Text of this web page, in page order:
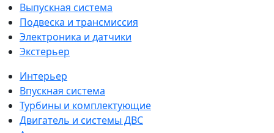
Выпускная система
Подвеска и трансмиссия
Электроника и датчики
Экстерьер
Интерьер
Впускная система
Турбины и комплектующие
Двигатель и системы ДВС